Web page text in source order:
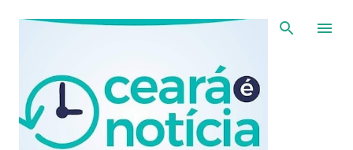
Pular para o conteúdo principal